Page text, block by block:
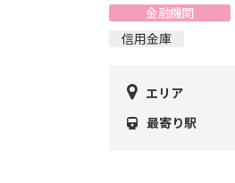
金融機関
信用金庫
エリア
最寄り駅